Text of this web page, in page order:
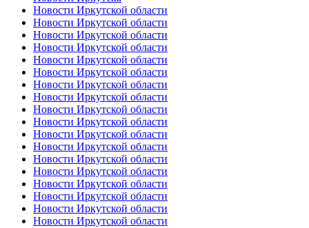
Новости Иркутской области
Новости Иркутской области
Новости Иркутской области
Новости Иркутской области
Новости Иркутской области
Новости Иркутской области
Новости Иркутской области
Новости Иркутской области
Новости Иркутской области
Новости Иркутской области
Новости Иркутской области
Новости Иркутской области
Новости Иркутской области
Новости Иркутской области
Новости Иркутской области
Новости Иркутской области
Новости Иркутской области
Новости Иркутской области